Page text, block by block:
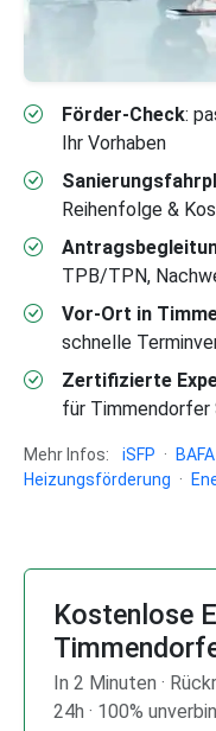
Förder-Check:
Ihr Vorhaben
Reihenfolge &
TPB/TPN,
Vor-Ort in
schnelle
Zertifizierte
für Timmendorfer
Mehr Infos: iSFP ·
Heizungsförderung ·
Kostenlose
In 2 Minuten ·
24h · 100%